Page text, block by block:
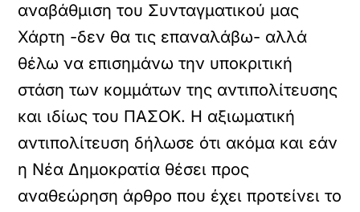
αναβάθμιση του Συνταγματικού μας
Χάρτη -δεν θα τις επαναλάβω- αλλά
θέλω να επισημάνω την υποκριτική
στάση των κομμάτων της αντιπολίτευσης
και ιδίως του ΠΑΣΟΚ. Η αξιωματική
αντιπολίτευση δήλωσε ότι ακόμα και εάν
η Νέα Δημοκρατία θέσει προς
αναθεώρηση άρθρο που έχει προτείνει το